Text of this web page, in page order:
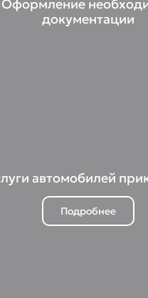
Оформление
документации
автомобилей
Подробнее